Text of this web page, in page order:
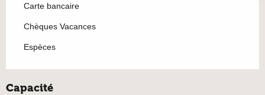
Carte bancaire
Chèques Vacances
Espèces
Capacité